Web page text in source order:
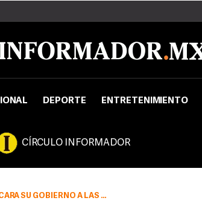
DEPORTE ENTRETENIMIENTO
CÍRCULO INFORMADOR
RELACIONES ENTRE AMBOS PAÍSES